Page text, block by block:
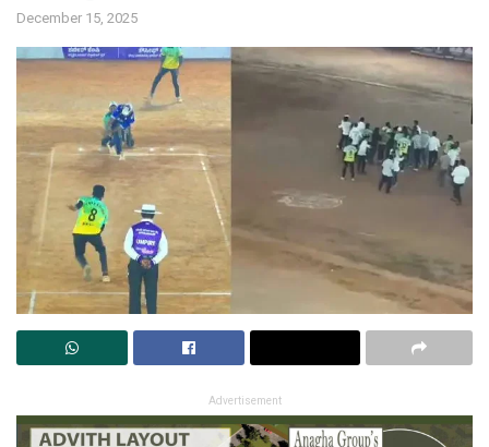
December 15, 2025
Advertisement